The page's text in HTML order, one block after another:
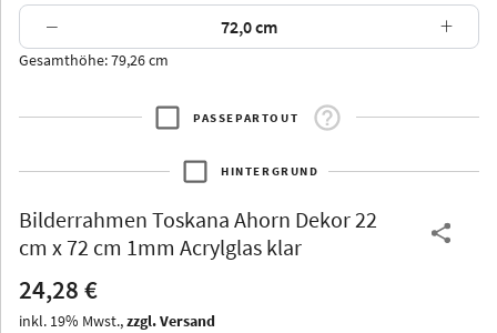
Thurgau
− +
Gesamthöhe: 79,26 cm
PASSEPARTOUT
HINTERGRUND
Bilderrahmen Toskana Ahorn Dekor 22
cm x 72 cm 1mm Acrylglas klar
24,28 €
inkl. 19% Mwst.,zzgl. Versand